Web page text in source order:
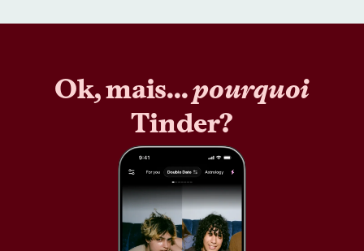
Ok, mais...pourquoi
Tinder?